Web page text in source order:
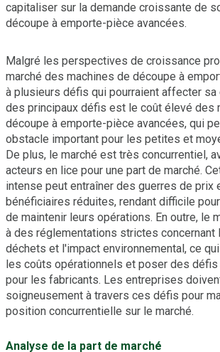
capitaliser sur la demande croissante de
découpe à emporte-pièce avancées.
Malgré les perspectives de croissance
marché des machines de découpe à
à plusieurs défis qui pourraient affecter sa
des principaux défis est le coût élevé des
découpe à emporte-pièce avancées, qui
obstacle important pour les petites et
De plus, le marché est très concurrentiel,
acteurs en lice pour une part de marché.
intense peut entraîner des guerres de prix
bénéficiaires réduites, rendant difficile
de maintenir leurs opérations. En outre, le
à des réglementations strictes concernant
déchets et l'impact environnemental, ce
les coûts opérationnels et poser des
pour les fabricants. Les entreprises
soigneusement à travers ces défis pour
position concurrentielle sur le marché.
Analyse de la part de marché